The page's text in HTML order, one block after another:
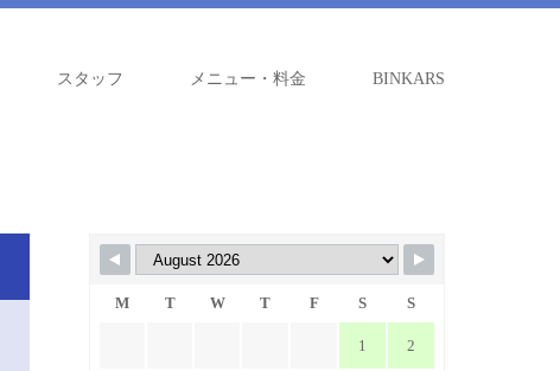
スタッフ メニュー・料金 BINKARS
M T W T F S S
1 2